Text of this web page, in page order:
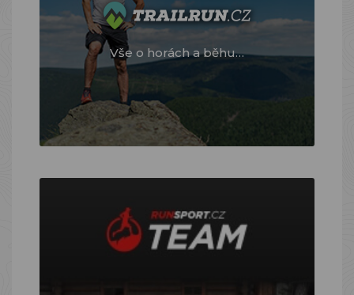
Vše o horách a běhu…